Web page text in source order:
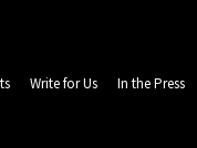
Write for Us In the Press